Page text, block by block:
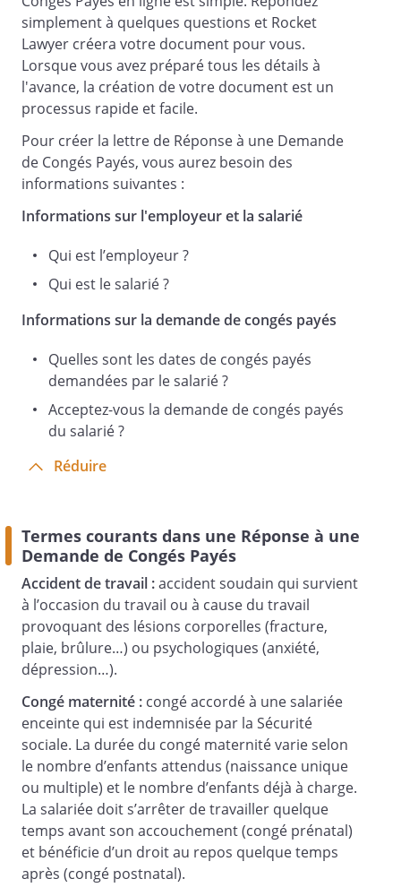
simplement à quelques questions et Rocket
Lawyer créera votre document pour vous.
Lorsque vous avez préparé tous les détails à
l'avance, la création de votre document est un
processus rapide et facile.
Pour créer la lettre de Réponse à une Demande
de Congés Payés, vous aurez besoin des
informations suivantes :
Informations sur l'employeur et la salarié
Qui est l’employeur ?
Qui est le salarié ?
Informations sur la demande de congés payés
Quelles sont les dates de congés payés
demandées par le salarié ?
Acceptez-vous la demande de congés payés
du salarié ?
Réduire
Termes courants dans une Réponse à une
Demande de Congés Payés
Accident de travail :accident soudain qui survient
à l’occasion du travail ou à cause du travail
provoquant des lésions corporelles (fracture,
plaie, brûlure…) ou psychologiques (anxiété,
dépression…).
Congé maternité : congé accordé à une salariée
enceinte qui est indemnisée par la Sécurité
sociale. La durée du congé maternité varie selon
le nombre d’enfants attendus (naissance unique
ou multiple) et le nombre d’enfants déjà à charge.
La salariée doit s’arrêter de travailler quelque
temps avant son accouchement (congé prénatal)
et bénéficie d’un droit au repos quelque temps
après (congé postnatal).